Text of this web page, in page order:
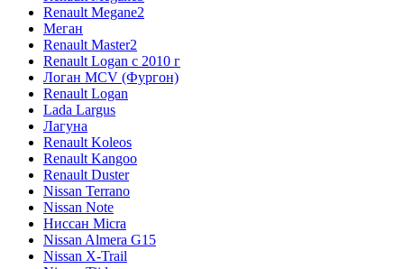
Renault Megane2
Меган
Renault Master2
Renault Logan c 2010 г
Логан МСV (Фургон)
Renault Logan
Lada Largus
Лагуна
Renault Koleos
Renault Kangoo
Renault Duster
Nissan Terrano
Nissan Note
Ниссан Micra
Nissan Almera G15
Nissan X-Trail